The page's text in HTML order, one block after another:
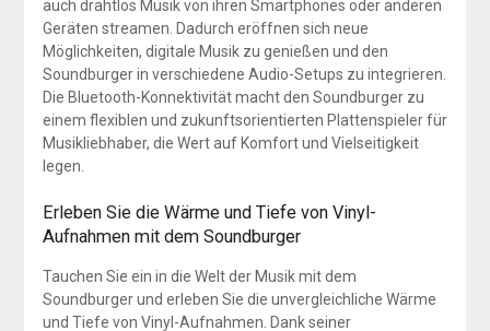
auch drahtlos Musik von ihren Smartphones oder anderen
Geräten streamen. Dadurch eröffnen sich neue
Möglichkeiten, digitale Musik zu genießen und den
Soundburger in verschiedene Audio-Setups zu integrieren.
Die Bluetooth-Konnektivität macht den Soundburger zu
einem flexiblen und zukunftsorientierten Plattenspieler für
Musikliebhaber, die Wert auf Komfort und Vielseitigkeit
legen.
Erleben Sie die Wärme und Tiefe von Vinyl-
Aufnahmen mit dem Soundburger
Tauchen Sie ein in die Welt der Musik mit dem
Soundburger und erleben Sie die unvergleichliche Wärme
und Tiefe von Vinyl-Aufnahmen. Dank seiner